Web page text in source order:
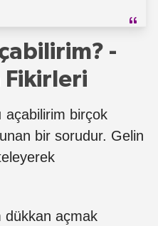
-
Fikirleri
açabilirim birçok
bir sorudur. Gelin
dükkan açmak